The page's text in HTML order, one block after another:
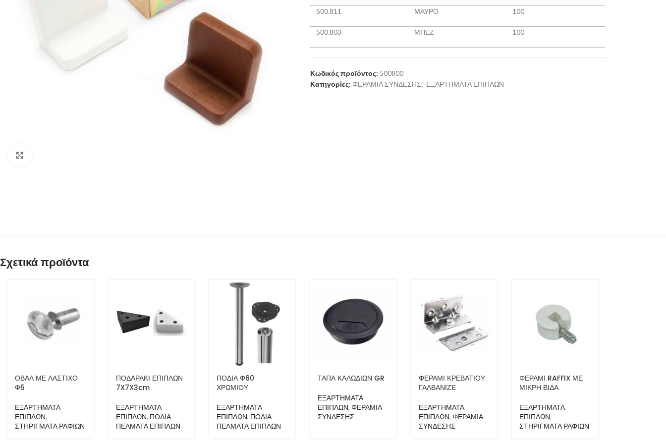
500.811 ΜΑΥΡΟ 100
500.803 ΜΠΕΖ 100
Κωδικός προϊόντος: 500800
Κατηγορίες: ΦΕΡΑΜΙΑ ΣΥΝΔΕΣΗΣ, ΕΞΑΡΤΗΜΑΤΑ ΕΠΙΠΛΩΝ
Σχετικά προϊόντα
ΟΒΑΛ ΜΕ ΛΑΣΤΙΧΟ
Φ5
ΕΞΑΡΤΗΜΑΤΑ
ΕΠΙΠΛΩΝ,
ΣΤΗΡΙΓΜΑΤΑ ΡΑΦΙΩΝ
ΠΟΔΑΡΑΚΙ ΕΠΙΠΛΩΝ
7X7X3cm
ΕΞΑΡΤΗΜΑΤΑ
ΕΠΙΠΛΩΝ, ΠΟΔΙΑ -
ΠΕΛΜΑΤΑ ΕΠΙΠΛΩΝ
ΠΟΔΙΑ Φ60
ΧΡΩΜΙΟΥ
ΕΞΑΡΤΗΜΑΤΑ
ΕΠΙΠΛΩΝ, ΠΟΔΙΑ -
ΠΕΛΜΑΤΑ ΕΠΙΠΛΩΝ
ΤΑΠΑ ΚΑΛΩΔΙΩΝ GR
ΕΞΑΡΤΗΜΑΤΑ
ΕΠΙΠΛΩΝ, ΦΕΡΑΜΙΑ
ΣΥΝΔΕΣΗΣ
ΦΕΡΑΜΙ ΚΡΕΒΑΤΙΟΥ
ΓΑΛΒΑΝΙΖΕ
ΕΞΑΡΤΗΜΑΤΑ
ΕΠΙΠΛΩΝ, ΦΕΡΑΜΙΑ
ΣΥΝΔΕΣΗΣ
ΦΕΡΑΜΙ RAFFIX ΜΕ
ΜΙΚΡΗ ΒΙΔΑ
ΕΞΑΡΤΗΜΑΤΑ
ΕΠΙΠΛΩΝ,
ΣΤΗΡΙΓΜΑΤΑ ΡΑΦΙΩΝ